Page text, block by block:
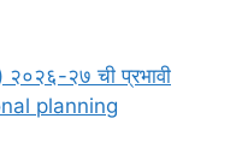
२७ ची प्रभावी
planning